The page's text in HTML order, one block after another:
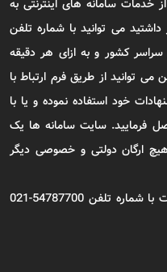
خدمات سامانه های اینترنتی به
می توانید با شماره تلفن
از سراسر کشور و به ازای هر دقیقه
می توانید از طریق فرم ارتباط با
خود استفاده نموده و یا با
021 تماس حاصل فرمایید. سایت سامانه ها یک
ارگان دولتی و خصوصی دیگر
جهت ارئه انتقادات، پیشنهادات و شکایات با شماره تلفن 54787700-021